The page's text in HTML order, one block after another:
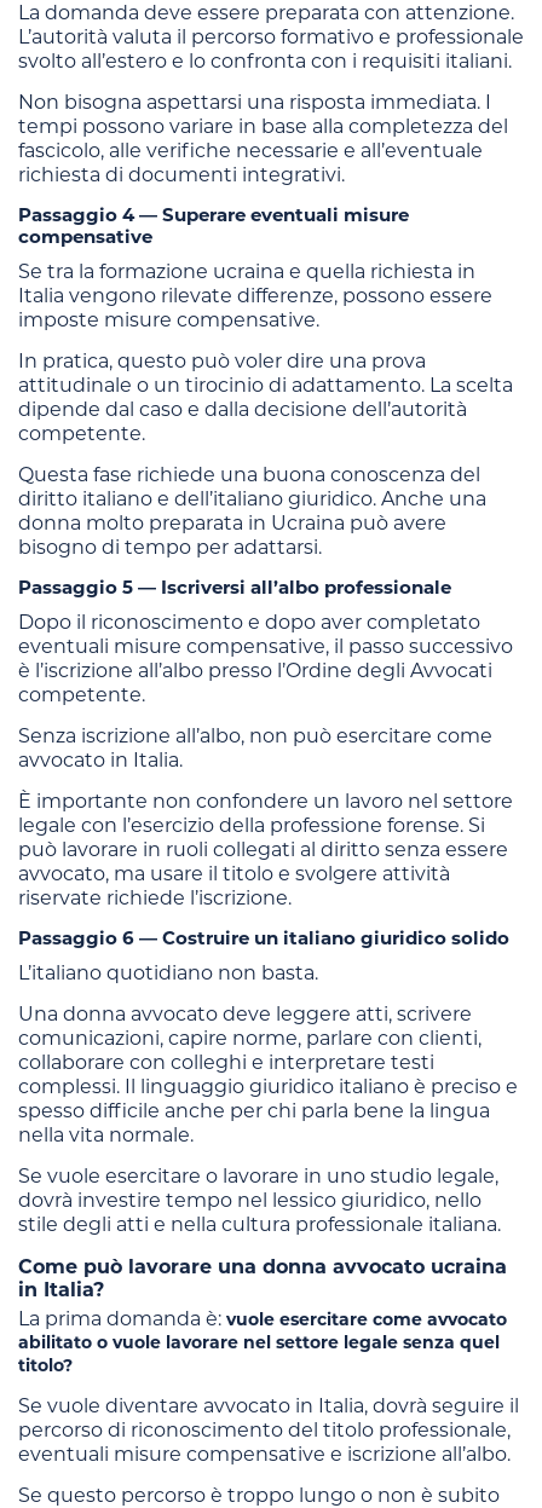
La domanda deve essere preparata con attenzione.
L’autorità valuta il percorso formativo e professionale
svolto all’estero e lo confronta con i requisiti italiani.
Non bisogna aspettarsi una risposta immediata. I
tempi possono variare in base alla completezza del
fascicolo, alle verifiche necessarie e all’eventuale
richiesta di documenti integrativi.
Passaggio 4 — Superare eventuali misure
compensative
Se tra la formazione ucraina e quella richiesta in
Italia vengono rilevate differenze, possono essere
imposte misure compensative.
In pratica, questo può voler dire una prova
attitudinale o un tirocinio di adattamento. La scelta
dipende dal caso e dalla decisione dell’autorità
competente.
Questa fase richiede una buona conoscenza del
diritto italiano e dell’italiano giuridico. Anche una
donna molto preparata in Ucraina può avere
bisogno di tempo per adattarsi.
Passaggio 5 — Iscriversi all’albo professionale
Dopo il riconoscimento e dopo aver completato
eventuali misure compensative, il passo successivo
è l’iscrizione all’albo presso l’Ordine degli Avvocati
competente.
Senza iscrizione all’albo, non può esercitare come
avvocato in Italia.
È importante non confondere un lavoro nel settore
legale con l’esercizio della professione forense. Si
può lavorare in ruoli collegati al diritto senza essere
avvocato, ma usare il titolo e svolgere attività
riservate richiede l’iscrizione.
Passaggio 6 — Costruire un italiano giuridico solido
L’italiano quotidiano non basta.
Una donna avvocato deve leggere atti, scrivere
comunicazioni, capire norme, parlare con clienti,
collaborare con colleghi e interpretare testi
complessi. Il linguaggio giuridico italiano è preciso e
spesso difficile anche per chi parla bene la lingua
nella vita normale.
Se vuole esercitare o lavorare in uno studio legale,
dovrà investire tempo nel lessico giuridico, nello
stile degli atti e nella cultura professionale italiana.
Come può lavorare una donna avvocato ucraina
in Italia?
La prima domanda è: vuole esercitare come avvocato
abilitato o vuole lavorare nel settore legale senza quel
titolo?
Se vuole diventare avvocato in Italia, dovrà seguire il
percorso di riconoscimento del titolo professionale,
eventuali misure compensative e iscrizione all’albo.
Se questo percorso è troppo lungo o non è subito